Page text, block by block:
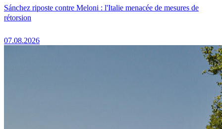
Sánchez riposte contre Meloni : l'Italie menacée de mesures de
rétorsion
07.08.2026